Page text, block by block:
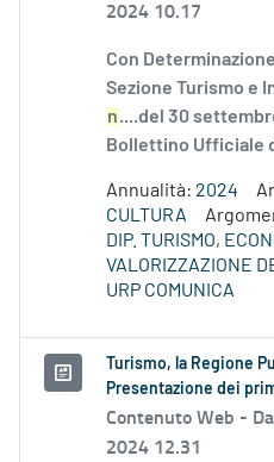
2024 10.17
Con
Sezione Turismo e
n....del 30
Bollettino Ufficiale
Annualità: 2024
CULTURA
DIP. TURISMO,
VALORIZZAZIONE
URP COMUNICA
Turismo, la Regione
Presentazione dei
Contenuto Web -
2024 12.31